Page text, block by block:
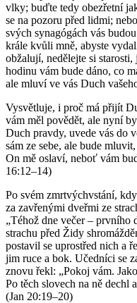
vlky; buďte tedy obezřetní
se na pozoru před lidmi;
svých synagógách vás
krále kvůli mně, abyste
obžalují, nedělejte si
hodinu vám bude dáno, co
ale mluví ve vás Duch
Vysvětluje, i proč má přijít
vám měl povědět, ale nyní
Duch pravdy, uvede vás do
sám ze sebe, ale bude
On mě oslaví, neboť vám
16:12–14)
Po svém zmrtvýchvstání,
za zavřenými dveřmi ze
„Téhož dne večer – prvního
strachu před Židy
postavil se uprostřed nich a
jim ruce a bok. Učedníci se
znovu řekl: „Pokoj vám.
Po těch slovech na ně dechl
(Jan 20:19–20)